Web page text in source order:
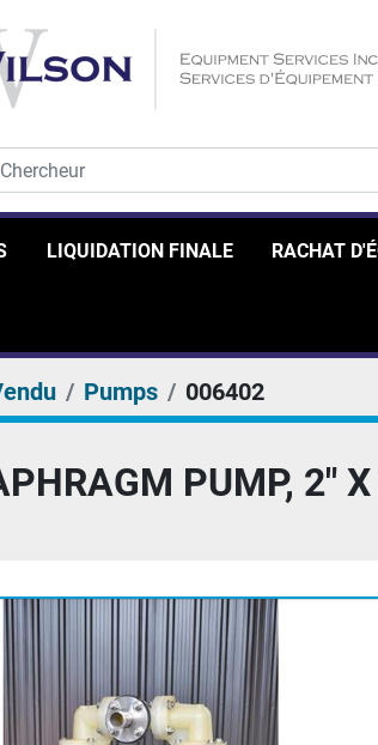
LIQUIDATION FINALE RACHAT
Pumps 006402
PUMP, 2"